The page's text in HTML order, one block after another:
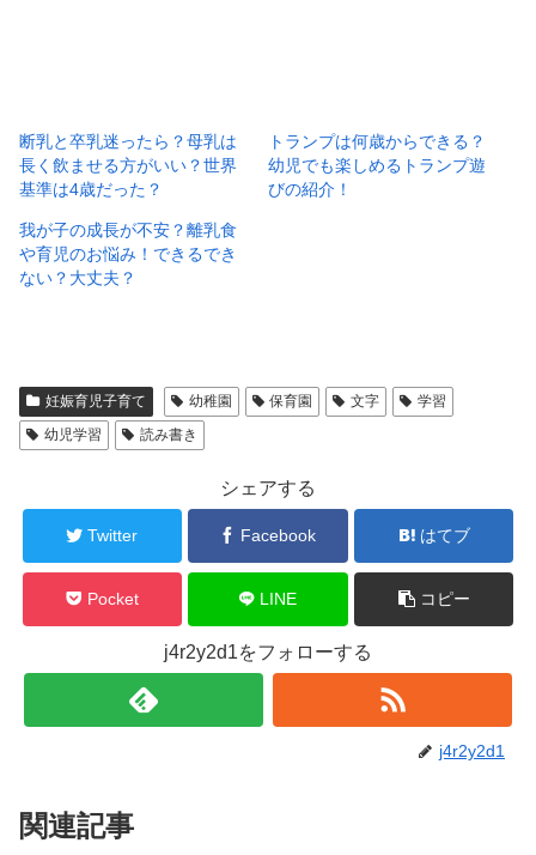
断乳と卒乳迷ったら？母乳は
長く飲ませる方がいい？世界
基準は4歳だった？
トランプは何歳からできる？
幼児でも楽しめるトランプ遊
びの紹介！
我が子の成長が不安？離乳食
や育児のお悩み！できるでき
ない？大丈夫？
妊娠育児子育て 幼稚園 保育園 文字
学習
幼児学習
読み書き
シェアする
Twitter Facebook はてブ
Pocket LINE コピー
j4r2y2d1をフォローする
j4r2y2d1
関連記事